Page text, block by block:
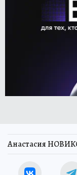
Анастасия